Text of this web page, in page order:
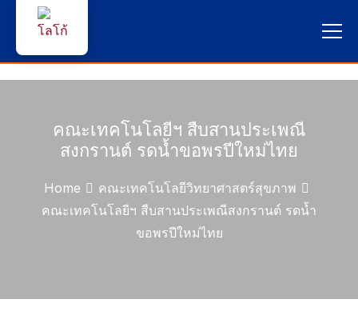
หน้าแรก
ผู้สนใจสมัครเรียน
คณาจารย์และบุคลากร
คณะเทคโนโลยีฯ สืบสานประเพณี
สงกรานต์ รดน้ำขอพรปีใหม่ไทย
Home
คณะเทคโนโลยีวิทยาศาสตร์สุขภาพ
คณะเทคโนโลยีฯ สืบสานประเพณีสงกรานต์ รดน้ำ
ขอพรปีใหม่ไทย